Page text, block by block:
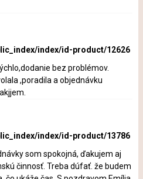
index/id-product/12626
bez problémov.
,poradila a objednávku
index/id-product/13786
som spokojná, ďakujem aj
činnosť. Treba dúfať. že budem